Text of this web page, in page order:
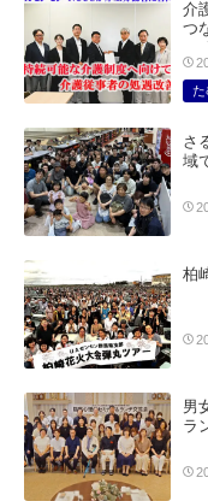
介
つ
た
さ
域
柏
男
ラ